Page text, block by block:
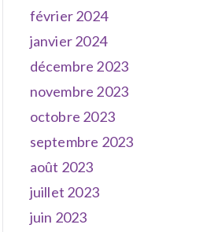
février 2024
janvier 2024
décembre 2023
novembre 2023
octobre 2023
septembre 2023
août 2023
juillet 2023
juin 2023